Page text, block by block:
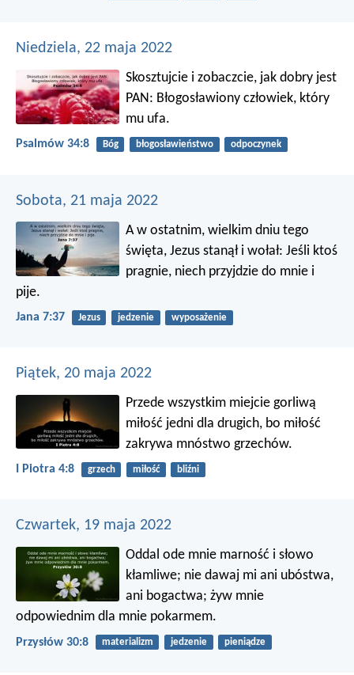
Niedziela, 22 maja 2022
Skosztujcie i zobaczcie, jak dobry jest
PAN: Błogosławiony człowiek, który
mu ufa.
Psalmów 34:8 Bóg błogosławieństwo odpoczynek
Sobota, 21 maja 2022
A w ostatnim, wielkim dniu tego
święta, Jezus stanął i wołał: Jeśli ktoś
pragnie, niech przyjdzie do mnie i
pije.
Jana 7:37 Jezus jedzenie wyposażenie
Piątek, 20 maja 2022
Przede wszystkim miejcie gorliwą
miłość jedni dla drugich, bo miłość
zakrywa mnóstwo grzechów.
I Piotra 4:8 grzech miłość bliźni
Czwartek, 19 maja 2022
Oddal ode mnie marność i słowo
kłamliwe; nie dawaj mi ani ubóstwa,
ani bogactwa; żyw mnie
odpowiednim dla mnie pokarmem.
Przysłów 30:8 materializm jedzenie pieniądze